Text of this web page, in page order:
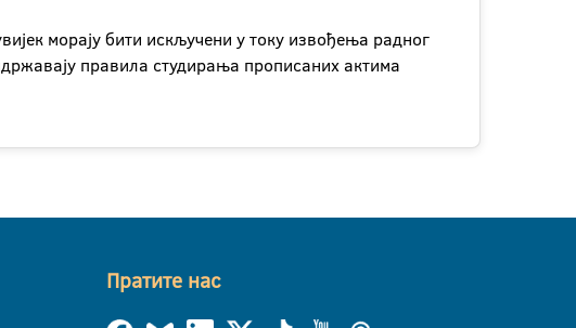
морају бити искључени у току извођења радног
правила студирања прописаних актима
Пратите нас